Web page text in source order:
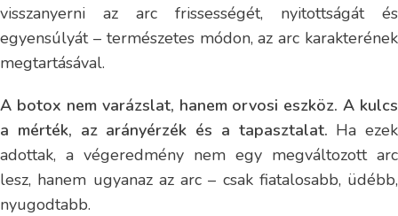
visszanyerni az arc frissességét, nyitottságát és
egyensúlyát – természetes módon, az arc karakterének
megtartásával.
A botox nem varázslat, hanem orvosi eszköz. A kulcs
a mérték, az arányérzék és a tapasztalat. Ha ezek
adottak, a végeredmény nem egy megváltozott arc
lesz, hanem ugyanaz az arc – csak fiatalosabb, üdébb,
nyugodtabb.